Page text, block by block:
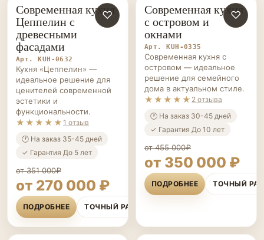
КУХНИ НА ЗАКАЗ ♡
Современная кухня
Цеппелин с
древесными
фасадами
Арт. KUH-0632
Кухня «Цеппелин» —
идеальное решение для
ценителей современной
эстетики и
функциональности.
★★★★★ 1 отзыв
🕐 На заказ 35-45 дней
✓ Гарантия До 5 лет
от 351 000₽
от 270 000 ₽
ПОДРОБНЕЕ ТОЧНЫЙ РАСЧЁТ
КУХНИ НА ЗАКАЗ ♡
Современная кухня
с островом и
окнами
Арт. KUH-0335
Современная кухня с
островом — идеальное
решение для семейного
дома в актуальном стиле.
★★★★★ 2 отзыва
🕐 На заказ 30-45 дней
✓ Гарантия До 10 лет
от 455 000₽
от 350 000 ₽
ПОДРОБНЕЕ ТОЧНЫЙ